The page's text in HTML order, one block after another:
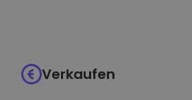
Verkaufen